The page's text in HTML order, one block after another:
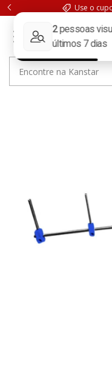
Use o